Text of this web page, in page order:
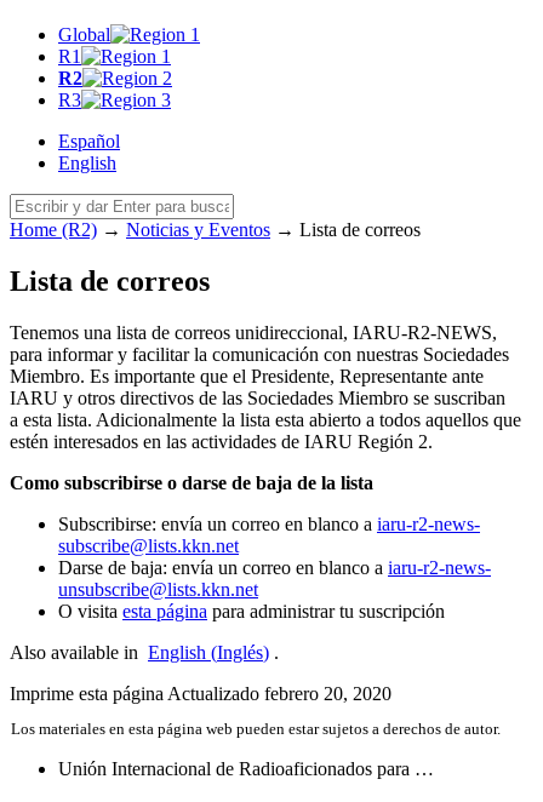
Global
R1
R2
R3
Español
English
Home (R2) → Noticias y Eventos → Lista de correos
Lista de correos
Tenemos una lista de correos unidireccional, IARU-R2-NEWS,
para informar y facilitar la comunicación con nuestras Sociedades
Miembro. Es importante que el Presidente, Representante ante
IARU y otros directivos de las Sociedades Miembro se suscriban
a esta lista. Adicionalmente la lista esta abierto a todos aquellos que
estén interesados en las actividades de IARU Región 2.
Como subscribirse o darse de baja de la lista
Subscribirse: envía un correo en blanco a iaru-​r2-​news-​
subscribe@​lists.​kkn.​net
Darse de baja: envía un correo en blanco a iaru-​r2-​news-​
unsubscribe@​lists.​kkn.​net
O visita esta página para administrar tu suscripción
Also available in English (Inglés) .
Imprime esta página Actualizado febrero 20, 2020
Los materiales en esta página web pueden estar sujetos a derechos de autor.
Unión Internacional de Radioaficionados para …